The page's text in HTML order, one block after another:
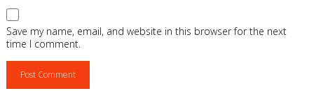
Save my name, email, and website in this browser for the next
time I comment.